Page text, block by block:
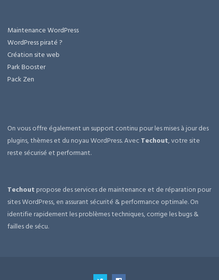
Maintenance WordPress
WordPress piraté ?
Création site web
Park Booster
Pack Zen
On vous offre également un support continu pour les mises à jour des
plugins, thèmes et du noyau WordPress. AvecTechout, votre site
reste sécurisé et performant.
Techout propose des services de maintenance et de réparation pour
sites WordPress, en assurant sécurité & performance optimale. On
identifie rapidement les problèmes techniques, corrige les bugs &
failles de sécu.